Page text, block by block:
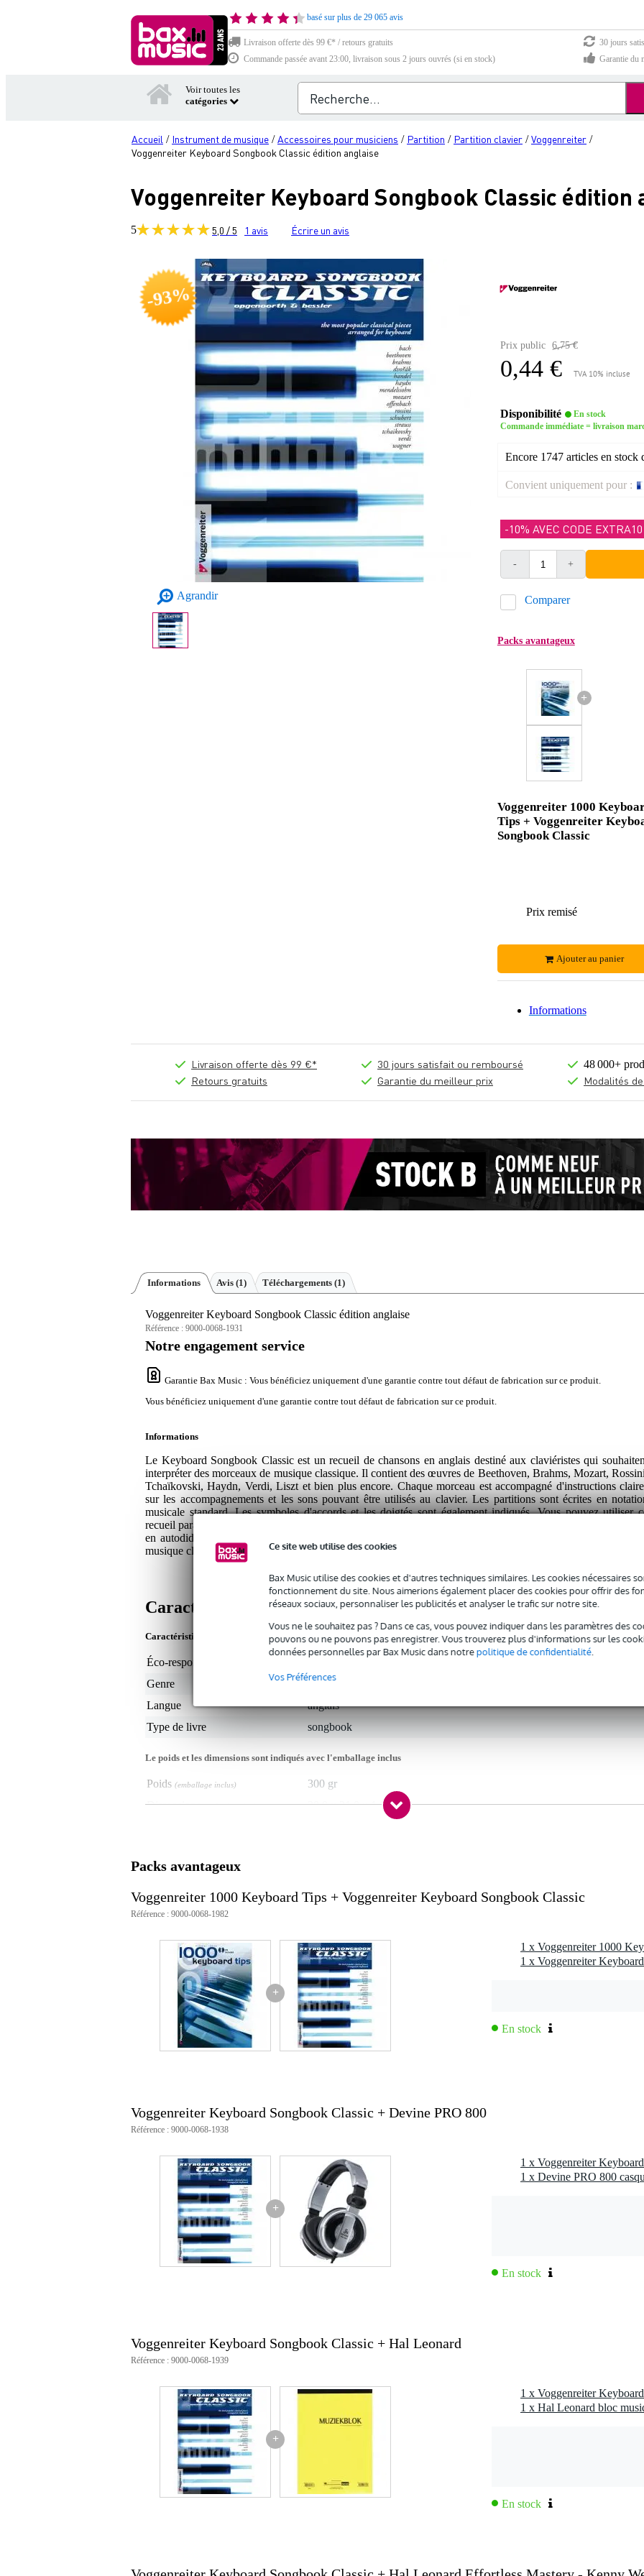
Ce site web utilise des cookies
Bax Music utilise des cookies et d'autres techniques similaires. Les cookies nécessaires
fonctionnement du site. Nous aimerions également placer des cookies pour offrir des
réseaux sociaux, personnaliser les publicités et analyser le trafic sur notre site.
Vous ne le souhaitez pas ? Dans ce cas, vous pouvez indiquer dans les paramètres des
pouvons ou ne pouvons pas enregistrer. Vous trouverez plus d'informations sur les
données personnelles par Bax Music dans notrepolitique de confidentialité.
Vos Préférences
basé sur plus de 29 065 avis
Livraison offerte dès 99 €* / retours gratuits
30 jours
Commande passée avant 23:00, livraison sous 2 jours ouvrés (si en stock)
Garantie du
Voir toutes les
catégories
Accueil / Instrument de musique /Accessoires pour musiciens / Partition / Partition clavier /Voggenreiter /
Voggenreiter Keyboard Songbook Classic édition anglaise
Voggenreiter Keyboard Songbook Classic édition
5 5,0 / 5 1 avis Écrire un avis
-93%
Agrandir
Prix public 6,75 €
0,44 € TVA 10% incluse
Disponibilité
En stock
Commande immédiate = livraison
Encore 1747 articles en stock
Convient uniquement pour :
-10% AVEC CODE EXTRA10
- +
Comparer
Packs avantageux
+
Voggenreiter 1000
Tips + Voggenreiter
Songbook Classic
Prix remisé
Ajouter au panier
Informations
Livraison offerte dès 99 €*
Retours gratuits
30 jours satisfait ou remboursé
Garantie du meilleur prix
48 000+
Modalités
Informations Avis (1) Téléchargements (1)
Voggenreiter Keyboard Songbook Classic édition anglaise
Référence : 9000-0068-1931
Notre engagement service
Garantie Bax Music : Vous bénéficiez uniquement d'une garantie contre tout défaut de fabrication sur ce produit.
Vous bénéficiez uniquement d'une garantie contre tout défaut de fabrication sur ce produit.
Informations
Le Keyboard Songbook Classic est un recueil de chansons en anglais destiné aux claviéristes qui
interpréter des morceaux de musique classique. Il contient des œuvres de Beethoven, Brahms, Mozart,
Tchaïkovski, Haydn, Verdi, Liszt et bien plus encore. Chaque morceau est accompagné d'instructions
sur les accompagnements et les sons pouvant être utilisés au clavier. Les partitions sont écrites en
musicale standard. Les symboles d'accords et les doigtés sont également indiqués. Vous pouvez utiliser
recueil parallèlement à d'autres méthodes d'apprentissage, mais vous pouvez également l'utiliser pour apprendre
en autodidacte. Cet ouvrage de 104 pages est vivement recommandé pour tous les débutants qui aiment la
musique classique !
Caractéristiques
Caractéristiques du produit
Éco-responsabilité du produit
Genre
classique
Langue
anglais
Type de livre
songbook
Le poids et les dimensions sont indiqués avec l'emballage inclus
Poids (emballage inclus)
300 gr
Dimensions(emballage inclus) 30,0 x 21,0 x 1,0 cm
recueil de chansons pour claviers
sujet : musique classique
langue : anglais
ISBN : 9783802403699
Packs avantageux
Voggenreiter 1000 Keyboard Tips + Voggenreiter Keyboard Songbook Classic
Référence : 9000-0068-1982
+
1 x Voggenreiter 1000
En stock
Voggenreiter Keyboard Songbook Classic + Devine PRO 800
Référence : 9000-0068-1938
+
1 x Devine PRO 800
En stock
Voggenreiter Keyboard Songbook Classic + Hal Leonard
Référence : 9000-0068-1939
+
En stock